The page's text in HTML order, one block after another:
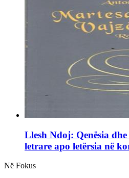
Llesh Ndoj: Qenësia
letrare apo letërsia në
Në Fokus